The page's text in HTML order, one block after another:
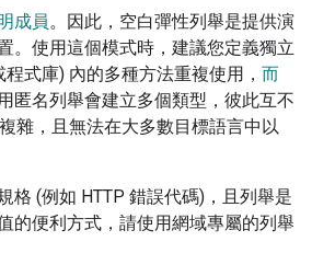
成員。因此，空白彈性列舉是提供演
。使用這個模式時，建議您定義獨立
式庫) 內的多種方法重複使用， 而
匿名列舉會建立多個類型，彼此互不
雜，且無法在大多數目標語言中以
格 (例如 HTTP 錯誤代碼)，且列舉是
的便利方式，請使用網域專屬的列舉